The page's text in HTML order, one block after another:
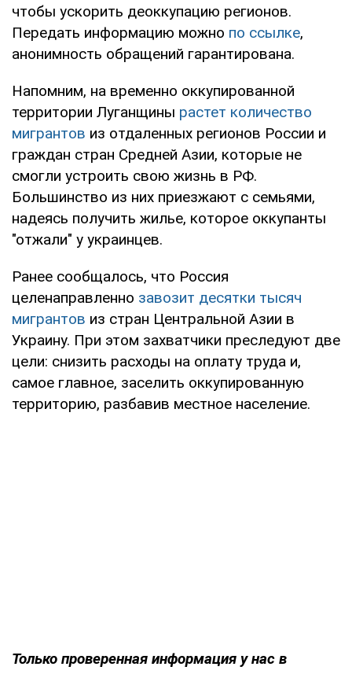
чтобы ускорить деоккупацию регионов.
Передать информацию можно по ссылке,
анонимность обращений гарантирована.
Напомним, на временно оккупированной
территории Луганщины растет количество
мигрантов из отдаленных регионов России и
граждан стран Средней Азии, которые не
смогли устроить свою жизнь в РФ.
Большинство из них приезжают с семьями,
надеясь получить жилье, которое оккупанты
"отжали" у украинцев.
Ранее сообщалось, что Россия
целенаправленно завозит десятки тысяч
мигрантов из стран Центральной Азии в
Украину. При этом захватчики преследуют две
цели: снизить расходы на оплату труда и,
самое главное, заселить оккупированную
территорию, разбавив местное население.
Только проверенная информация у нас в